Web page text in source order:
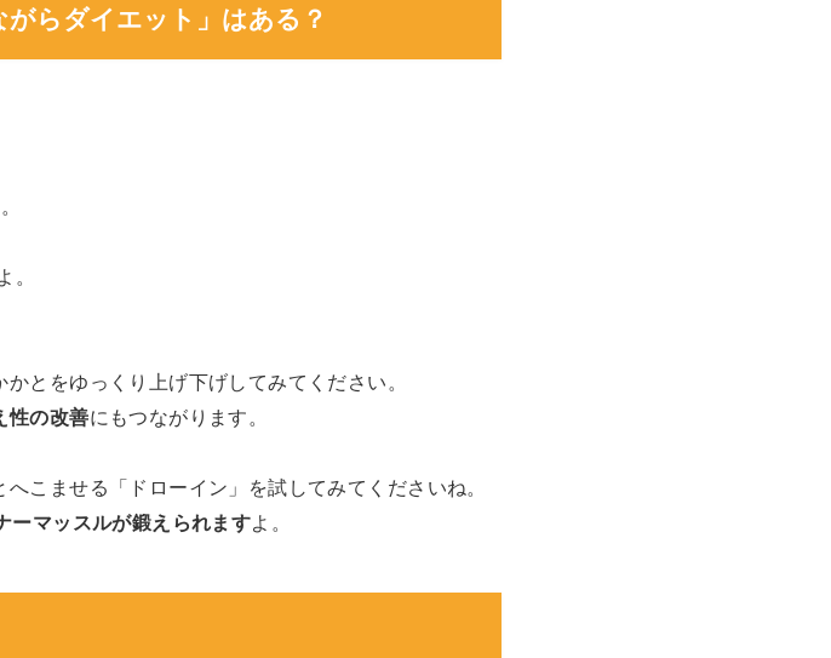
らダイエット」はある？
。
とをゆっくり上げ下げしてみてください。
性の改善にもつながります。
こませる「ドローイン」を試してみてくださいね。
ーマッスルが鍛えられますよ。